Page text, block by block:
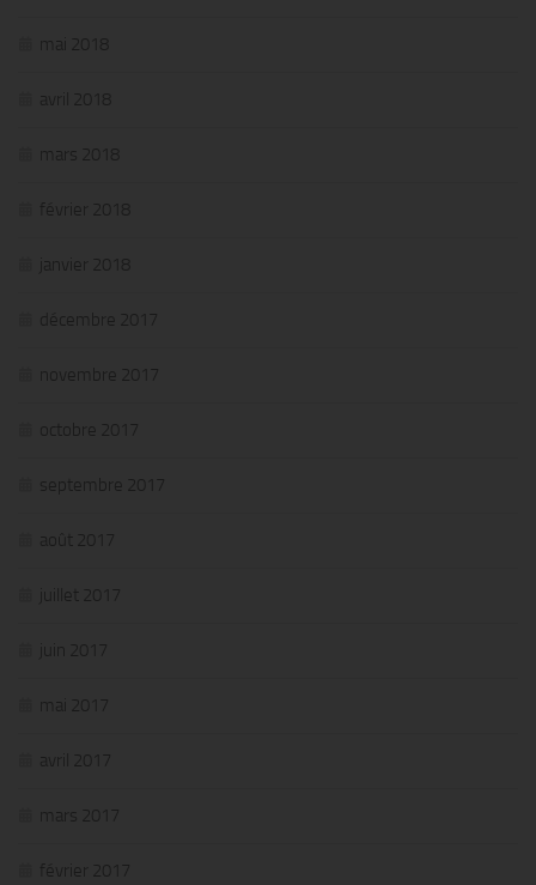
mai 2018
avril 2018
mars 2018
février 2018
janvier 2018
décembre 2017
novembre 2017
octobre 2017
septembre 2017
août 2017
juillet 2017
juin 2017
mai 2017
avril 2017
mars 2017
février 2017